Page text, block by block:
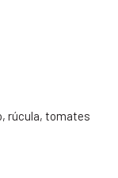
rúcula, tomates